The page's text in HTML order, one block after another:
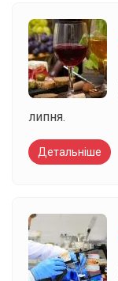
липня.
Детальніше